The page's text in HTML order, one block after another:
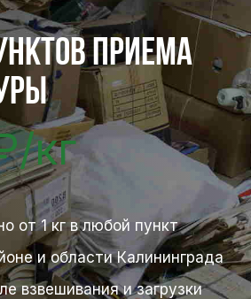
приема
кг
от 1 кг в любой пункт
и области Калининграда
взвешивания и загрузки